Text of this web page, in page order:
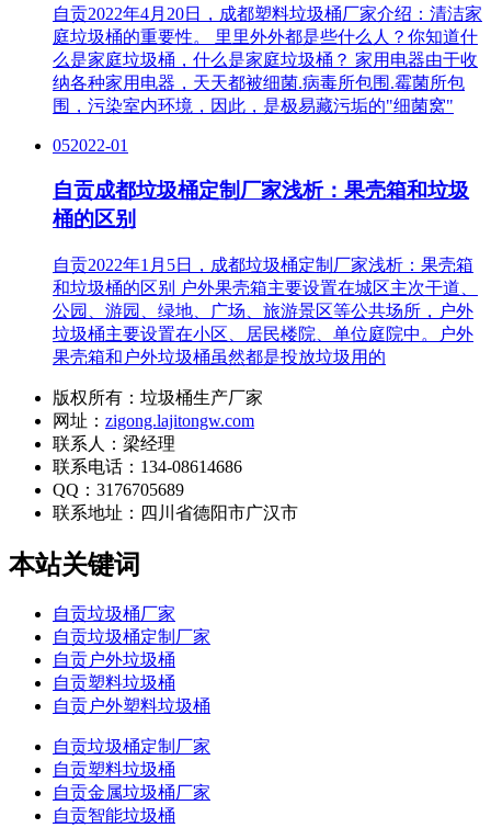
自贡2022年4月20日，成都塑料垃圾桶厂家介绍：清洁家
庭垃圾桶的重要性。 里里外外都是些什么人？你知道什
么是家庭垃圾桶，什么是家庭垃圾桶？ 家用电器由于收
纳各种家用电器，天天都被细菌.病毒所包围.霉菌所包
围，污染室内环境，因此，是极易藏污垢的"细菌窝"
052022-01
自贡成都垃圾桶定制厂家浅析：果壳箱和垃圾
桶的区别
自贡2022年1月5日，成都垃圾桶定制厂家浅析：果壳箱
和垃圾桶的区别 户外果壳箱主要设置在城区主次干道、
公园、游园、绿地、广场、旅游景区等公共场所，户外
垃圾桶主要设置在小区、居民楼院、单位庭院中。户外
果壳箱和户外垃圾桶虽然都是投放垃圾用的
版权所有：垃圾桶生产厂家
网址： zigong.lajitongw.com
联系人：梁经理
联系电话：134-08614686
QQ：3176705689
联系地址： 四川省德阳市广汉市
本站关键词
自贡垃圾桶厂家
自贡垃圾桶定制厂家
自贡户外垃圾桶
自贡塑料垃圾桶
自贡户外塑料垃圾桶
自贡垃圾桶定制厂家
自贡塑料垃圾桶
自贡金属垃圾桶厂家
自贡智能垃圾桶